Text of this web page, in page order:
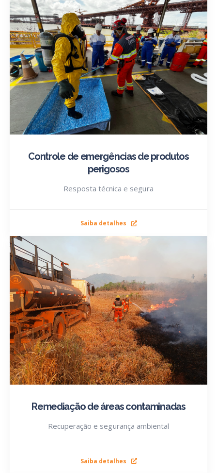
Controle de emergências de produtos
perigosos
Resposta técnica e segura
Saiba detalhes
Remediação de áreas contaminadas
Recuperação e segurança ambiental
Saiba detalhes